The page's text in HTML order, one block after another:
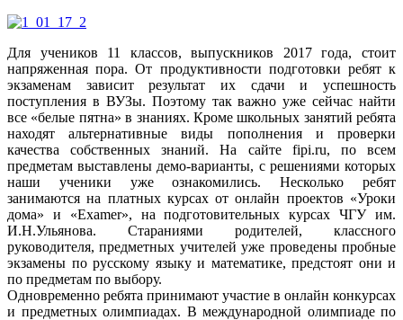
Для учеников 11 классов, выпускников 2017 года, стоит
напряженная пора. От продуктивности подготовки ребят к
экзаменам зависит результат их сдачи и успешность
поступления в ВУЗы. Поэтому так важно уже сейчас найти
все «белые пятна» в знаниях. Кроме школьных занятий ребята
находят альтернативные виды пополнения и проверки
качества собственных знаний. На сайте fipi.ru, по всем
предметам выставлены демо-варианты, с решениями которых
наши ученики уже ознакомились. Несколько ребят
занимаются на платных курсах от онлайн проектов «Уроки
дома» и «Examer», на подготовительных курсах ЧГУ им.
И.Н.Ульянова. Стараниями родителей, классного
руководителя, предметных учителей уже проведены пробные
экзамены по русскому языку и математике, предстоят они и
по предметам по выбору.
Одновременно ребята принимают участие в онлайн конкурсах
и предметных олимпиадах. В международной олимпиаде по